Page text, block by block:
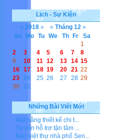
Lịch - Sự Kiện
« 2018 » « Tháng 12 »
Su
Mo Tu We Th Fr
Sa
1
2
3 4 5 6 7
8
9
10 11 12 13 14 15
16 17 18 19 20 21 22
23
24 25 26 27 28 29
30
31
Những Bài Viết Mới
Mặt bằng thiết kế chi t...
Tư vấn hỗ trợ tận tâm ...
Bán biệt thự nhà phố Sen...